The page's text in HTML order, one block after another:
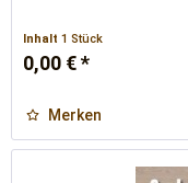
Inhalt1 Stück
0,00 € *
Merken